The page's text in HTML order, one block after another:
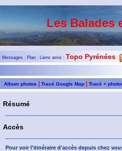
Les Balades
Messages| Plan| Liens amis| Topo Pyrénées|
Album photos Tracé Google Map| Tracé +
Résumé
Accès
Pour voir l'itinéraire d'accès depuis chez